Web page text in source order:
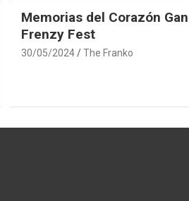
Memorias del Corazón
Frenzy Fest
30/05/2024 The Franko